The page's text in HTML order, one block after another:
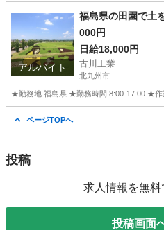
軽作業 業務
アルバイト
福島県の田園で土
000円
日給18,000円
古川工業
北九州市
★勤務地 福島県 ★勤務時間 8:00-17:00 ★
ページTOPへ
投稿
求人情報を無料
投稿画面